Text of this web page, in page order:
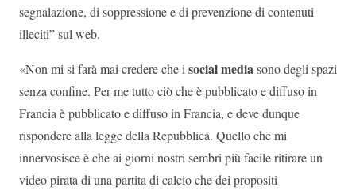
segnalazione, di soppressione e di prevenzione di contenuti
illeciti” sul web.
«Non mi si farà mai credere che isocial mediasono degli spazi
senza confine. Per me tutto ciò che è pubblicato e diffuso in
Francia è pubblicato e diffuso in Francia, e deve dunque
rispondere alla legge della Repubblica. Quello che mi
innervosisce è che ai giorni nostri sembri più facile ritirare un
video pirata di una partita di calcio che dei propositi